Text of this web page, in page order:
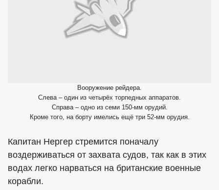
Вооружение рейдера.
Слева – один из четырёх торпедных аппаратов.
Справа – одно из семи 150-мм орудий.
Кроме того, на борту имелись ещё три 52-мм орудия.
Капитан Нергер стремится поначалу
воздерживаться от захвата судов, так как в этих
водах легко нарваться на британские военные
корабли.